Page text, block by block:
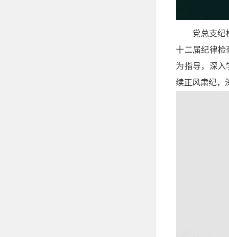
党总支纪
十二届纪律检
为指导，深入
续正风肃纪，